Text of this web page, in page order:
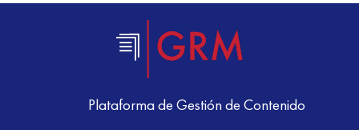
Plataforma de Gestión de Contenido